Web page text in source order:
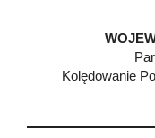
Kolędowanie